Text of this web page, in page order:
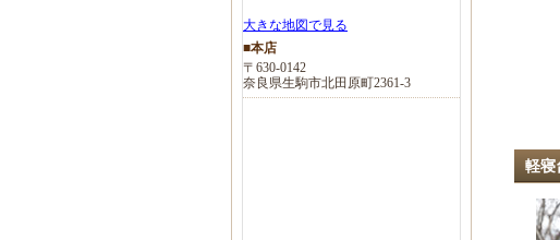
軽寝
大きな地図で見る
■本店
〒630-0142
奈良県生駒市北田原町2361-3